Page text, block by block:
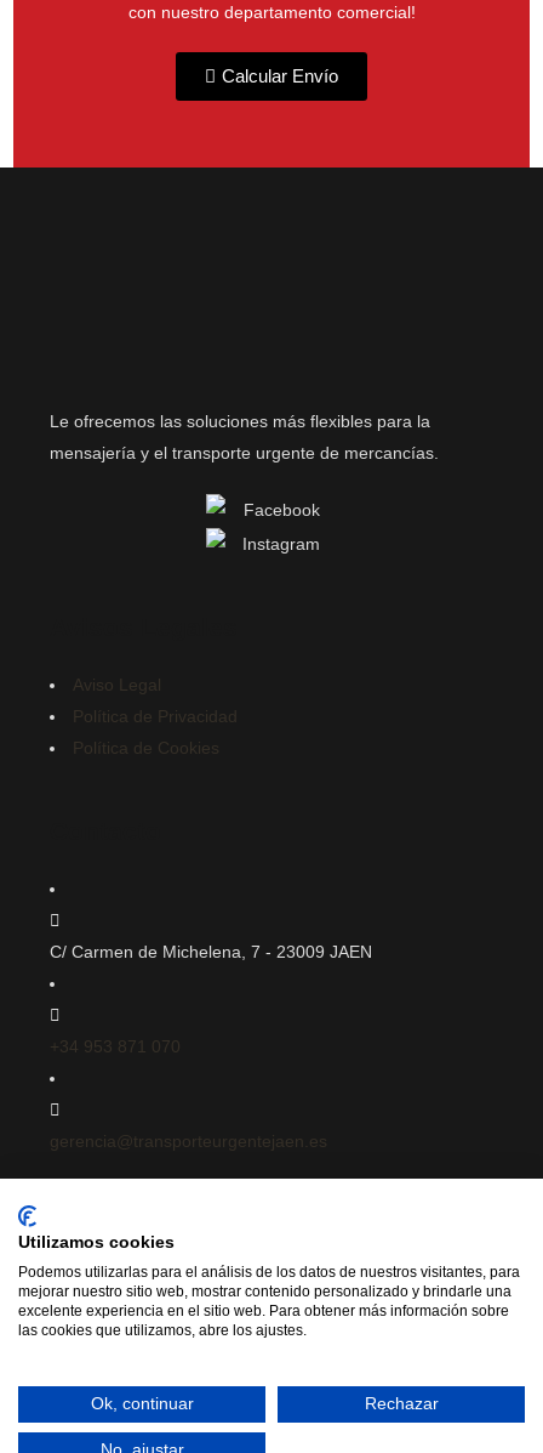
con nuestro departamento comercial!
Calcular Envío
Le ofrecemos las soluciones más flexibles para la
mensajería y el transporte urgente de mercancías.
Aviso Legal
Política de Privacidad
Política de Cookies
C/ Carmen de Michelena, 7 - 23009 JAEN
+34 953 871 070
gerencia@transporteurgentejaen.es
|
Desarrollo WebInnovaSur
Utilizamos cookies
Podemos utilizarlas para el análisis de los datos de nuestros visitantes, para
mejorar nuestro sitio web, mostrar contenido personalizado y brindarle una
excelente experiencia en el sitio web. Para obtener más información sobre
las cookies que utilizamos, abre los ajustes.
Ok, continuar Rechazar